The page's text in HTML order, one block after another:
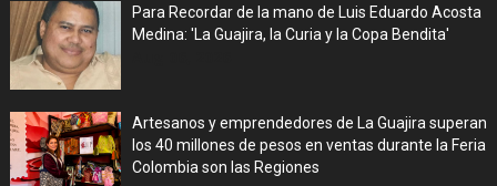
Para Recordar de la mano de Luis Eduardo Acosta
Medina: 'La Guajira, la Curia y la Copa Bendita'
Artesanos y emprendedores de La Guajira superan
los 40 millones de pesos en ventas durante la Feria
Colombia son las Regiones